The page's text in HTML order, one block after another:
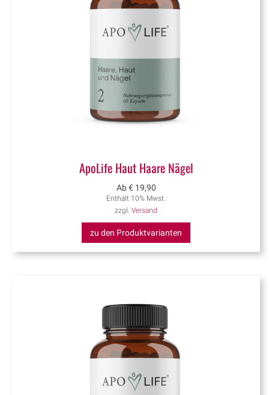
ApoLife Haut Haare Nägel
Ab € 19,90
Enthält 10% Mwst.
zzgl. Versand
zu den Produktvarianten